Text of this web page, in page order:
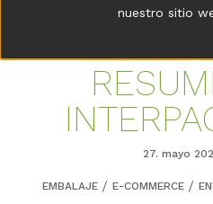
nuestro sitio
27. mayo
EMBALAJE E-COMMERCE